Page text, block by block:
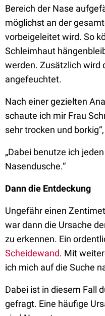
Bereich der Nase
möglichst an der
vorbeigeleitet wird. So
Schleimhaut
werden. Zusätzlich wird
angefeuchtet.
Nach einer gezielten
schaute ich mir Frau
sehr trocken und
„Dabei benutze ich
Nasendusche.“
Dann die Entdeckung
Ungefähr einen
war dann die Ursache
zu erkennen. Ein
Scheidewand. Mit
ich mich auf die Suche
Dabei ist in diesem Fall
gefragt. Eine häufige